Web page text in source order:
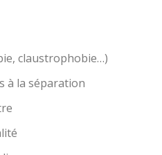
claustrophobie…)
à la séparation